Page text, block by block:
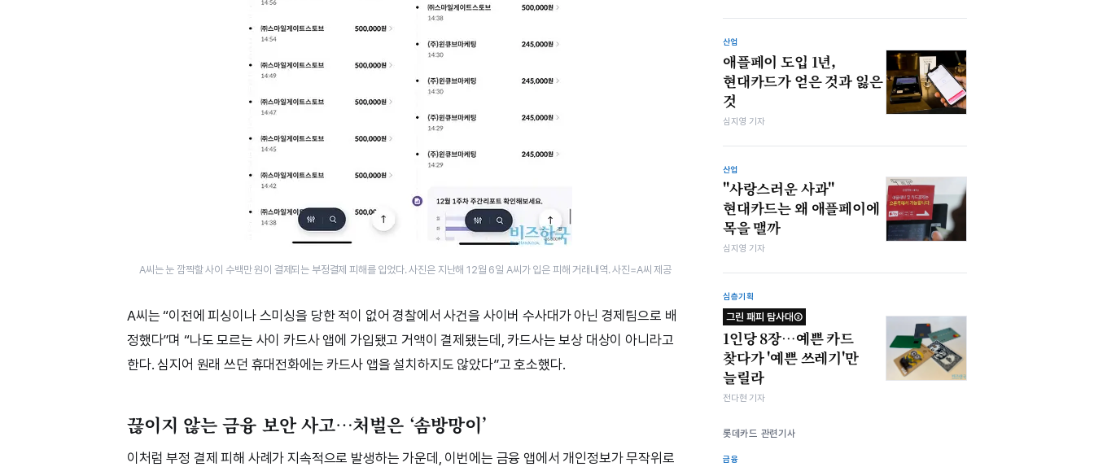
A씨는 눈 깜짝할 사이 수백만 원이 결제되는 부정결제 피해를 입었다. 사진은 지난해 12월 6일 A씨가 입은 피해 거래내역. 사진=A씨 제공
A씨는 “이전에 피싱이나 스미싱을 당한 적이 없어 경찰에서 사건을 사이버 수사대가 아닌 경제팀으로 배
정했다”며 “나도 모르는 사이 카드사 앱에 가입됐고 거액이 결제됐는데, 카드사는 보상 대상이 아니라고
한다. 심지어 원래 쓰던 휴대전화에는 카드사 앱을 설치하지도 않았다”고 호소했다.
끊이지 않는 금융 보안 사고…처벌은 ‘솜방망이’
이처럼 부정 결제 피해 사례가 지속적으로 발생하는 가운데, 이번에는 금융 앱에서 개인정보가 무작위로
산업
애플페이 도입 1년,
현대카드가 얻은 것과 잃은
것
심지영 기자
산업
"사랑스러운 사과"
현대카드는 왜 애플페이에
목을 맬까
심지영 기자
심층기획
그린 패피 탐사대②
1인당 8장…예쁜 카드
찾다가 '예쁜 쓰레기'만
늘릴라
전다현 기자
롯데카드 관련기사
금융